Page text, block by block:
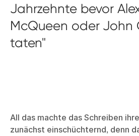
Jahrzehnte bevor
McQueen oder John
taten
All das machte das Schreiben
zunächst einschüchternd, denn